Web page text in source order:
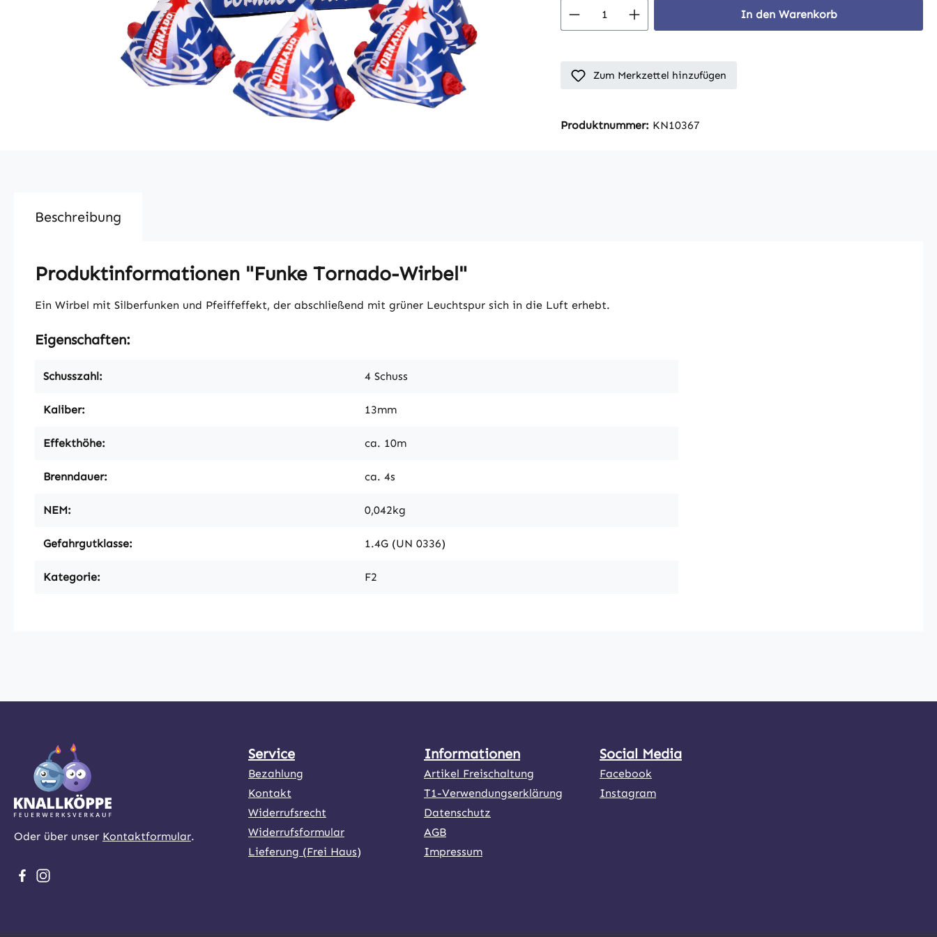
Produkt Anzahl: Gib den gewünschten Wert
In den Warenkorb
Zum Merkzettel hinzufügen
Produktnummer: KN10367
Beschreibung
Produktinformationen "Funke Tornado-Wirbel"
Ein Wirbel mit Silberfunken und Pfeiffeffekt, der abschließend mit grüner Leuchtspur sich in die Luft erhebt.
Eigenschaften:
Schusszahl: 4 Schuss
Kaliber: 13mm
Effekthöhe: ca. 10m
Brenndauer: ca. 4s
NEM: 0,042kg
Gefahrgutklasse: 1.4G (UN 0336)
Kategorie: F2
Oder über unser Kontaktformular.
Besuche uns auf Facebook – öffnet in neuem Tab (externer Link)
Schau auf Instagram vorbei – öffnet in neuem Tab (externer Link)
Service
Bezahlung
Kontakt
Widerrufsrecht
Widerrufsformular
Lieferung (Frei Haus)
Informationen
Artikel Freischaltung
T1-Verwendungserklärung
Datenschutz
AGB
Impressum
Social Media
Facebook
Instagram